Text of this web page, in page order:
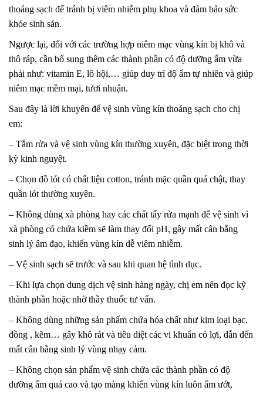
thoáng sạch để tránh bị viêm nhiễm phụ khoa và đảm bảo sức
khỏe sinh sản.
Ngược lại, đối với các trường hợp niêm mạc vùng kín bị khô và
thô ráp, cần bổ sung thêm các thành phần có độ dưỡng ẩm vừa
phải như: vitamin E, lô hội,… giúp duy trì độ ẩm tự nhiên và giúp
niêm mạc mềm mại, tươi nhuận.
Sau đây là lời khuyên để vệ sinh vùng kín thoáng sạch cho chị
em:
– Tắm rửa và vệ sinh vùng kín thường xuyên, đặc biệt trong thời
kỳ kinh nguyệt.
– Chọn đồ lót có chất liệu cotton, tránh mặc quần quá chật, thay
quần lót thường xuyên.
– Không dùng xà phòng hay các chất tẩy rửa mạnh để vệ sinh vì
xà phòng có chứa kiềm sẽ làm thay đổi pH, gây mất cân bằng
sinh lý âm đạo, khiến vùng kín dễ viêm nhiễm.
– Vệ sinh sạch sẽ trước và sau khi quan hệ tình dục.
– Khi lựa chọn dung dịch vệ sinh hàng ngày, chị em nên đọc kỹ
thành phần hoặc nhờ thầy thuốc tư vấn.
– Không dùng những sản phẩm chứa hóa chất như kim loại bạc,
đồng , kẽm… gây khô rát và tiêu diệt các vi khuẩn có lợi, dẫn đến
mất cân bằng sinh lý vùng nhạy cảm.
– Không chọn sản phẩm vệ sinh chứa các thành phần có độ
dưỡng ẩm quá cao và tạo màng khiến vùng kín luôn ẩm ướt,